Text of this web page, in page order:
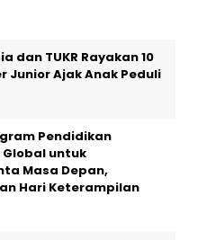
dan TUKR Rayakan 10
Junior Ajak Anak Peduli
Pendidikan
Global untuk
Masa Depan,
Hari Keterampilan